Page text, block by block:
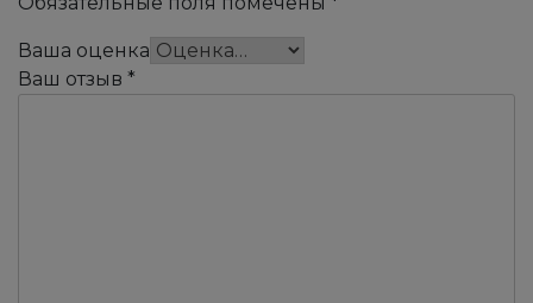
Ваша оценка
Ваш отзыв *